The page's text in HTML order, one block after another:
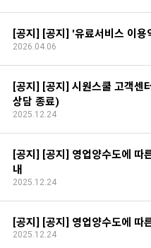
[공지] [공지] '유료서비스 이용
2026.04.06
[공지] [공지] 시원스쿨 고객센
상담 종료)
2025.12.24
[공지] [공지] 영업양수도에 따
내
2025.12.24
[공지] [공지] 영업양수도에 따
2025.12.24